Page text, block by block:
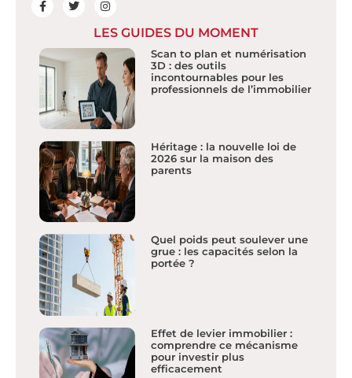
LES GUIDES DU MOMENT
Scan to plan et numérisation
3D : des outils
incontournables pour les
professionnels de l’immobilier
Héritage : la nouvelle loi de
2026 sur la maison des
parents
Quel poids peut soulever une
grue : les capacités selon la
portée ?
Effet de levier immobilier :
comprendre ce mécanisme
pour investir plus
efficacement